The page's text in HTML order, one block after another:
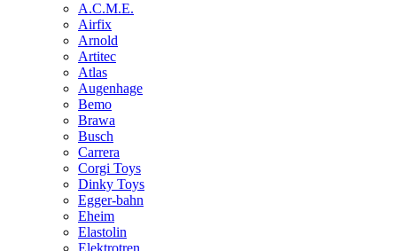
A.C.M.E.
Airfix
Arnold
Artitec
Atlas
Augenhage
Bemo
Brawa
Busch
Carrera
Corgi Toys
Dinky Toys
Egger-bahn
Eheim
Elastolin
Elektrotren